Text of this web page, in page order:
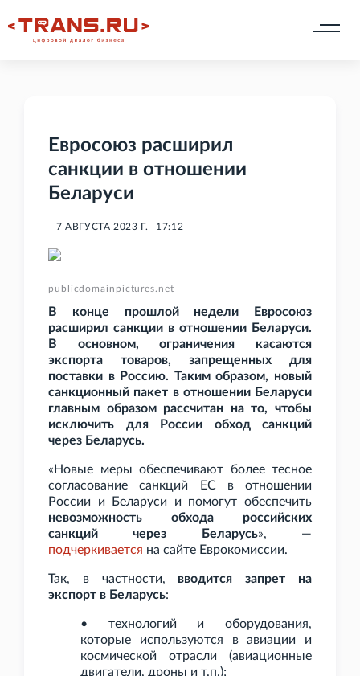
Евросоюз расширил
санкции в отношении
Беларуси
7 АВГУСТА 2023 Г. 17:12
publicdomainpictures.net
В конце прошлой недели Евросоюз
расширил санкции в отношении Беларуси.
В основном, ограничения касаются
экспорта товаров, запрещенных для
поставки в Россию. Таким образом, новый
санкционный пакет в отношении Беларуси
главным образом рассчитан на то, чтобы
исключить для России обход санкций
через Беларусь.
«Новые меры обеспечивают более тесное
согласование санкций ЕС в отношении
России и Беларуси и помогут обеспечить
невозможность обхода российских
санкций через Беларусь», —
подчеркивается на сайте Еврокомиссии.
Так, в частности, вводится запрет на
экспорт в Беларусь:
• технологий и оборудования,
которые используются в авиации и
космической отрасли (авиационные
двигатели, дроны и т.п.);